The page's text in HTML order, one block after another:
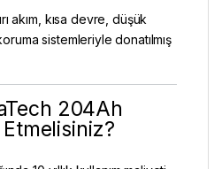
akım, kısa devre, düşük
sistemleriyle donatılmış
204Ah